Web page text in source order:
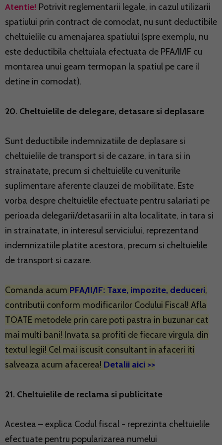
Atentie! Potrivit reglementarii legale, in cazul utilizarii
spatiului prin contract de comodat, nu sunt deductibile
cheltuielile cu amenajarea spatiului (spre exemplu, nu
este deductibila cheltuiala efectuata de PFA/II/IF cu
montarea unui geam termopan la spatiul pe care il
detine in comodat).
20. Cheltuielile de delegare, detasare si deplasare
Sunt deductibile indemnizatiile de deplasare si
cheltuielile de transport si de cazare, in tara si in
strainatate, precum si cheltuielile cu veniturile
suplimentare aferente clauzei de mobilitate. Este
vorba despre cheltuielile efectuate pentru salariati pe
perioada delegarii/detasarii in alta localitate, in tara si
in strainatate, in interesul serviciului, reprezentand
indemnizatiile platite acestora, precum si cheltuielile
de transport si cazare.
Comanda acum PFA/II/IF: Taxe, impozite, deduceri,
contributii conform modificarilor Codului Fiscal! Afla
TOATE metodele prin care poti pastra in buzunar cat
mai multi bani! Invata sa profiti de fiecare virgula din
textul legii! Cel mai iscusit consultant in afaceri iti
salveaza acum afacerea! Detalii aici >>
21. Cheltuielile de reclama si publicitate
Acestea – explica Codul fiscal - reprezinta cheltuielile
efectuate pentru popularizarea numelui